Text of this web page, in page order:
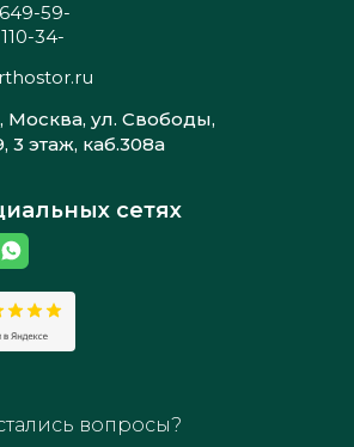
вопросы?
Москва, ул. Свободы,
3 этаж, каб.308а
59-
сетях
34-